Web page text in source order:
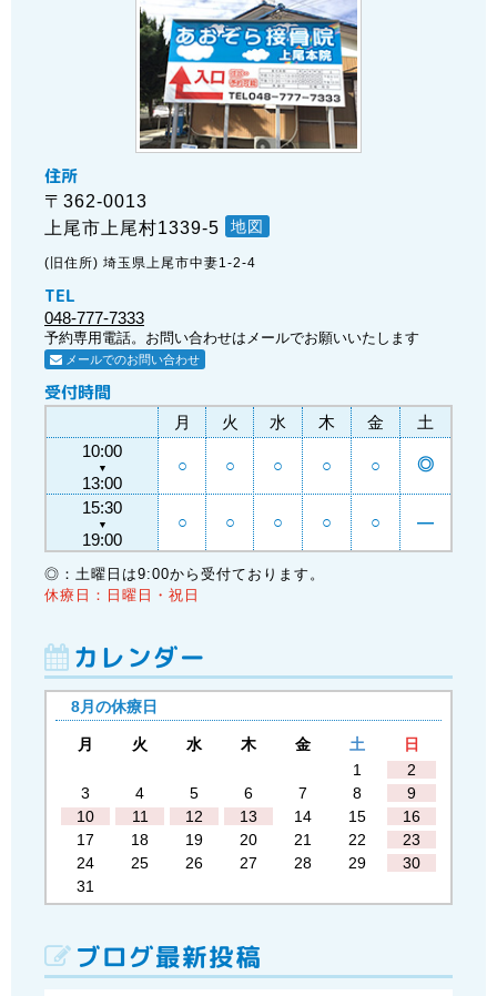
住所
〒362-0013
上尾市上尾村1339-5
地図
(旧住所) 埼玉県上尾市中妻1-2-4
TEL
048-777-7333
予約専用電話。お問い合わせはメールでお願いいたします
メールでのお問い合わせ
受付時間
月 火 水 木 金
土
10:00
▼
13:00
○ ○ ○ ○ ○ ◎
15:30
▼
19:00
○ ○ ○ ○ ○ ―
◎：土曜日は9:00から受付ております。
休療日：日曜日・祝日
カレンダー
8月の休療日
月 火 水 木 金 土
日
1
2
3
4 5 6 7 8
9
10
11 12 13 14 15
16
17
18 19 20 21 22
23
24
25 26 27 28 29
30
31
ブログ最新投稿